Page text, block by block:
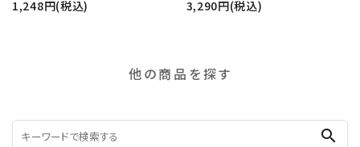
1,248円(税込)
3,290円(税込)
他の商品を探す
search